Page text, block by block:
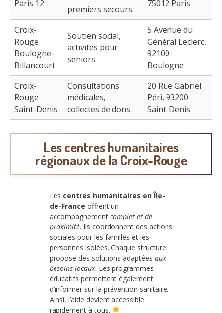
Paris 12
premiers secours
75012 Paris
Croix-
Rouge
Boulogne-
Billancourt
Soutien social,
activités pour
seniors
5 Avenue du
Général Leclerc,
92100
Boulogne
Croix-
Rouge
Saint-Denis
Consultations
médicales,
collectes de dons
20 Rue Gabriel
Péri, 93200
Saint-Denis
Les centres humanitaires
régionaux de la Croix-Rouge
Les centres humanitaires en Île-
de-France offrent un
accompagnement complet et de
proximité. Ils coordonnent des actions
sociales pour les familles et les
personnes isolées. Chaque structure
propose des solutions adaptées aux
besoins locaux. Les programmes
éducatifs permettent également
d’informer sur la prévention sanitaire.
Ainsi, l’aide devient accessible
rapidement à tous.